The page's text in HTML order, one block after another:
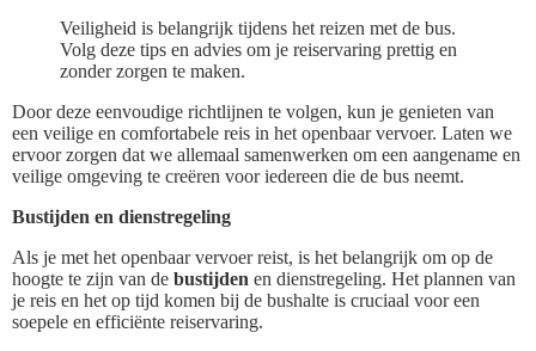
Veiligheid is belangrijk tijdens het reizen met de bus.
Volg deze tips en advies om je reiservaring prettig en
zonder zorgen te maken.
Door deze eenvoudige richtlijnen te volgen, kun je genieten van
een veilige en comfortabele reis in het openbaar vervoer. Laten we
ervoor zorgen dat we allemaal samenwerken om een aangename en
veilige omgeving te creëren voor iedereen die de bus neemt.
Bustijden en dienstregeling
Als je met het openbaar vervoer reist, is het belangrijk om op de
hoogte te zijn van de bustijden en dienstregeling. Het plannen van
je reis en het op tijd komen bij de bushalte is cruciaal voor een
soepele en efficiënte reiservaring.